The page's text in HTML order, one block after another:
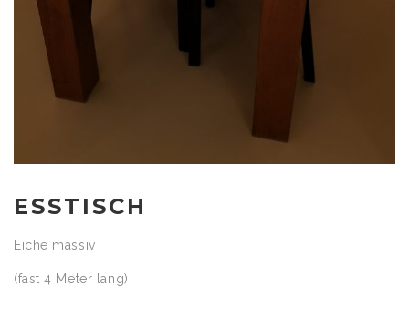
ESSTISCH
Eiche massiv
(fast 4 Meter lang)